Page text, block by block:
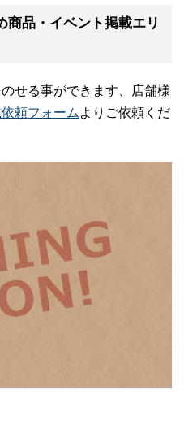
商品・イベント掲載エリ
せる事ができます、店舗様
頼フォーム よりご依頼くだ